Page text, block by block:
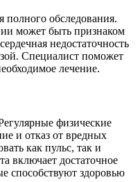
полного обследования.
может быть признаком
недостаточность
Специалист поможет
лечение.
физические
и отказ от вредных
как пульс, так и
включает достаточное
способствуют здоровью